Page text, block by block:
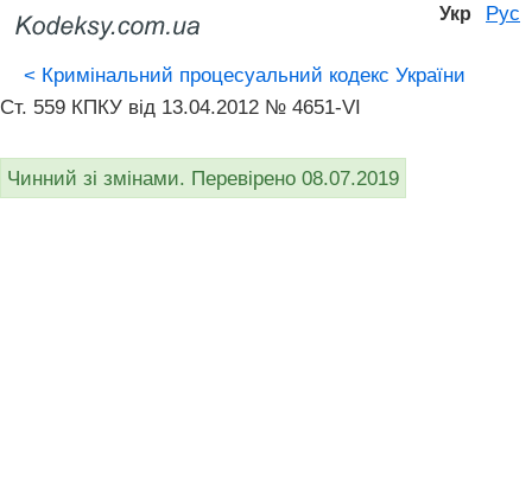
Укр Рус
< Кримінальний процесуальний кодекс України
Ст. 559 КПКУ від 13.04.2012 № 4651-VI
Чинний зі змінами. Перевірено 08.07.2019